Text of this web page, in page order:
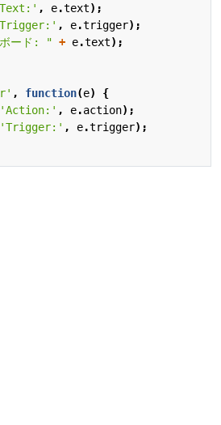
, e.text);
, e.trigger);
ボード: " + e.text);
, function(e)
{
'Action:' , e.action);
'Trigger:' , e.trigger);